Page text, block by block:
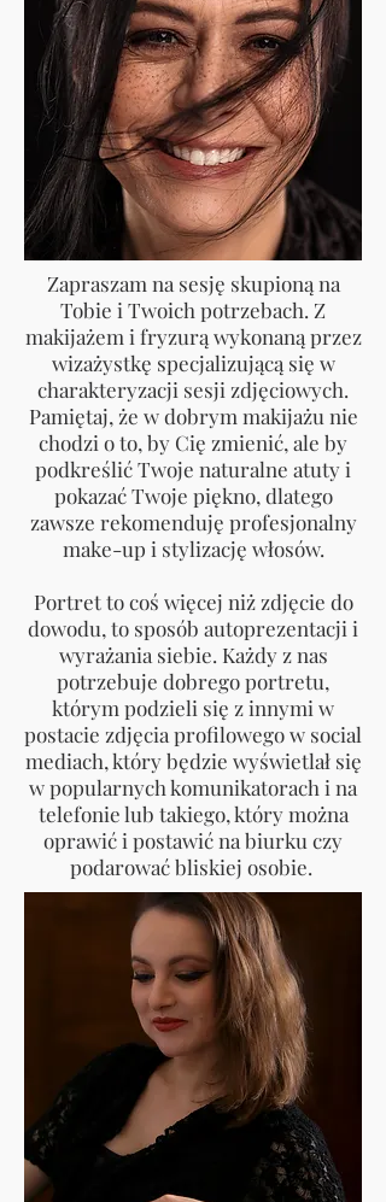
Zapraszam na sesję skupioną na
Tobie i Twoich potrzebach. Z
makijażem i fryzurą wykonaną przez
wizażystkę specjalizującą się w
charakteryzacji sesji zdjęciowych.
Pamiętaj, że w dobrym makijażu nie
chodzi o to, by Cię zmienić, ale by
podkreślić Twoje naturalne atuty i
pokazać Twoje piękno, dlatego
zawsze rekomenduję profesjonalny
make-up i stylizację włosów.
Portret to coś więcej niż zdjęcie do
dowodu, to sposób autoprezentacji i
wyrażania siebie. Każdy z nas
potrzebuje dobrego portretu,
którym podzieli się z innymi w
postacie zdjęcia profilowego w social
mediach, który będzie wyświetlał się
w popularnych komunikatorach i na
telefonie lub takiego, który można
oprawić i postawić na biurku czy
podarować bliskiej osobie.